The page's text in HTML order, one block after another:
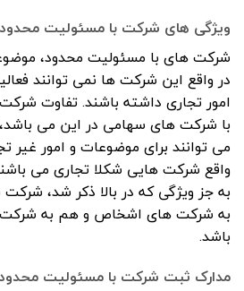
ویژگی های شرکت با مسئولیت
شرکت های با مسئولیت محدود،
در واقع این شرکت ها نمی توانند
امور تجاری داشته باشند. تفاوت
با شرکت های سهامی در این می
می توانند برای موضوعات و امور غیر
واقع شرکت هایی شکلا تجاری می
به جز ویژگی که در بالا ذکر شد،
به شرکت های اشخاص و هم به شرکت
باشد.
مدارک ثبت شرکت با مسئولیت